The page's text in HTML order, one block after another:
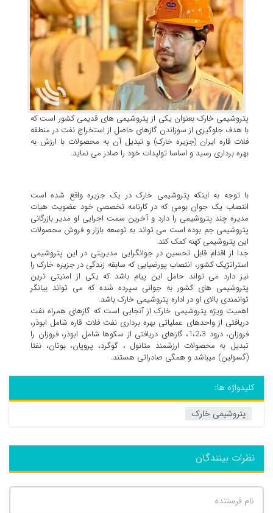
پتروشیمی خارک بعنوان یکی از پتروشیمی های قدیمی کشور است که
با هدف جلوگیری از سوزاندن گازهای حاصل از استخراج نفت در منطقه
فلات قاره ایران (جزیره خارک) و تبدیل آن به محصولات با ارزش به
بهره برداری رسید و اساسا تولیدات خود را صادر می نماید.
با توجه به اینکه پتروشیمی خارک در یک جزیره واقع شده است
انتصاب یک جوان بومی که در کارنامه تخصصی خود عضویت هیات
مدیره چند پتروشیمی را دارد و آخرین سمت اجرایی او مدیر بازرگانی
پتروشیمی جم بوده است می تواند به توسعه بازار و فروش محصولات
این پتروشیمی کهنه کمک کند.
جدا از اقدام قابل تحسین در جوانگرایی مدیریتی در این پتروشیمی
استراتژیک کشور، انتصاب پورضیایی که سابقه زندگی در جزیره خارک را
نیز دارد می تواند حامل این پیام باشد که یکی از امنیتی ترین
پتروشیمی های کشور به جوانی سپرده شده که می تواند بیانگر
توانمندی بالای او در اداره پتروشیمی خارک باشد.
اهمیت ویژه پتروشیمی خارک از آنجایی است که گازهای همراه نفت
دریافتی از واحدهای عملیاتی بهره برداری نفت فلات قاره شامل ابوذر،
فروزان، درود 1،2،3، گازهای دریافتی از سکوها شامل ابوذر، فروزان را
تبدیل به محصولات ارزشمند متانول ، گوگرد، پروپان، بوتان، نفتا
(گسولین) میباشد و همگی صادراتی هستند.
کلیدواژه ها:
پتروشیمی خارک
نظرات بینندگان